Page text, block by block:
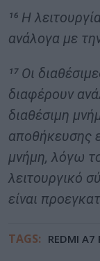
¹⁶ Η
ανάλογα με
¹⁷ Οι
διαφέρουν
διαθέσιμη
αποθήκευσης
μνήμη, λόγω
λειτουργικό
είναι
TAGS: REDMI A7